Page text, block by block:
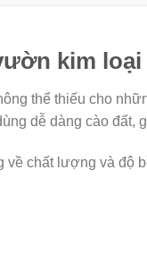
kim loại
thể thiếu cho
dễ dàng cào
chất lượng và độ